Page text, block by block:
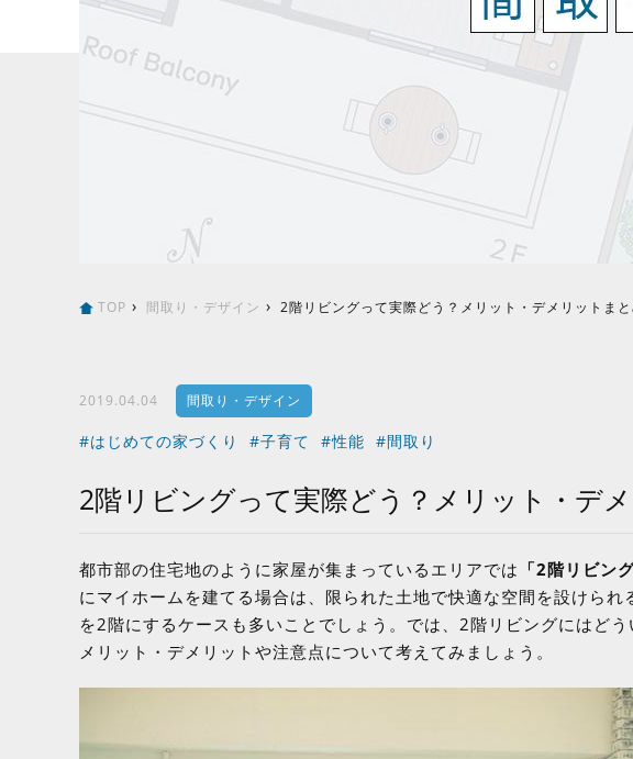
TOP 間取り・デザイン 2階リビングって実際どう？メリット・デメリットまと
2019.04.04 間取り・デザイン
#はじめての家づくり #子育て #性能 #間取り
2階リビングって実際どう？メリット・デ
都市部の住宅地のように家屋が集まっているエリアでは 「2階リビング
にマイホームを建てる場合は、限られた土地で快適な空間を設けら
を2階にするケースも多いことでしょう。では、2階リビングにはど
メリット・デメリットや注意点について考えてみましょう。